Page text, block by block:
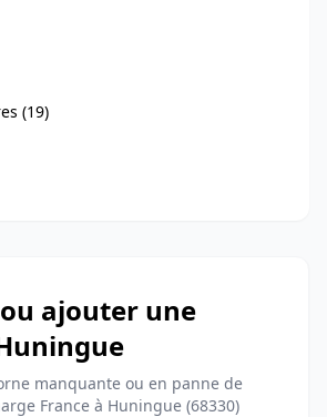
(19)
ajouter une
manquante ou en panne de
France à Huningue (68330)